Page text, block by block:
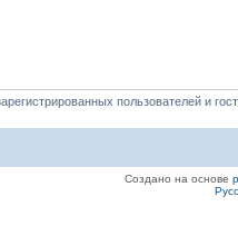
пользователей и
Создано на основе